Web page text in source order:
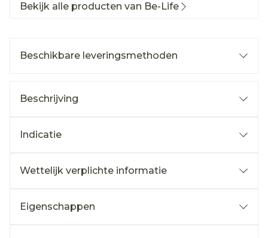
Bekijk alle producten van Be-Life
Beschikbare leveringsmethoden
Beschrijving
Indicatie
Wettelijk verplichte informatie
Eigenschappen